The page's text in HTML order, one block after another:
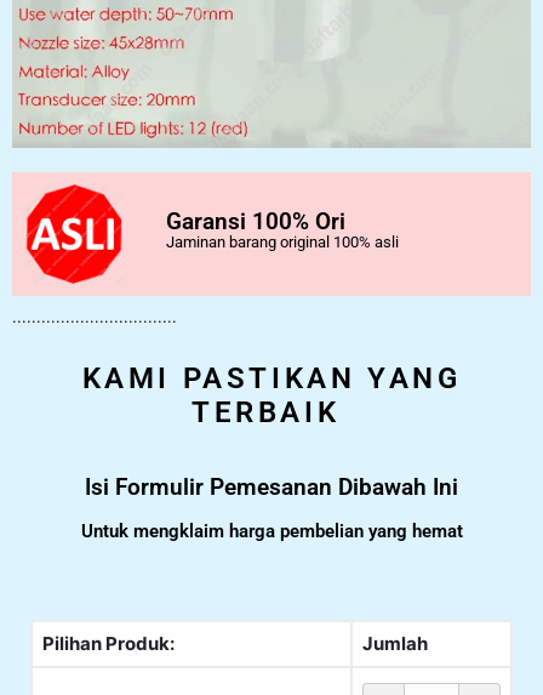
Garansi 100% Ori
Jaminan barang original 100% asli
..................................
KAMI PASTIKAN YANG
TERBAIK
Isi Formulir Pemesanan Dibawah Ini
Untuk mengklaim harga pembelian yang hemat
Pilihan Produk: Jumlah